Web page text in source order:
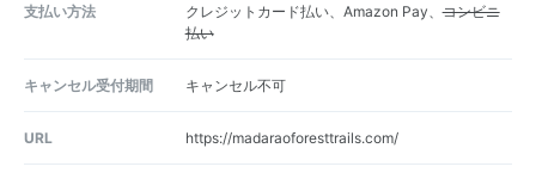
支払い方法 クレジットカード払い、Amazon Pay、コンビニ
払い
キャンセル受付期間 キャンセル不可
URL https://madaraoforesttrails.com/